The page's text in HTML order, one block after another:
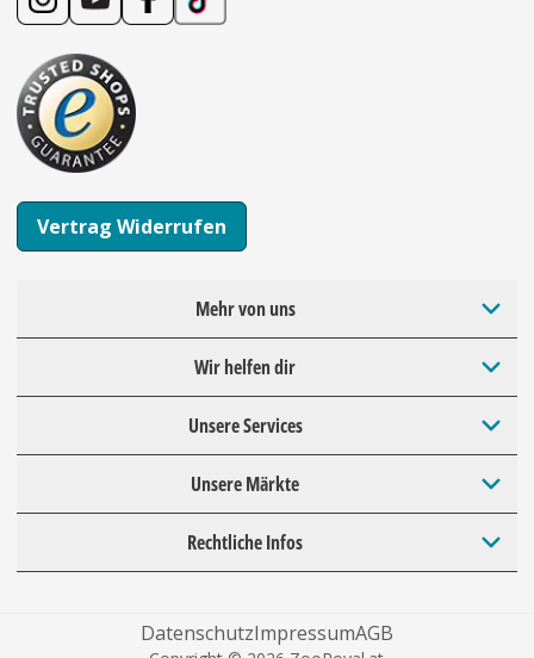
Vertrag Widerrufen
Mehr von uns
Wir helfen dir
Unsere Services
Unsere Märkte
Rechtliche Infos
DatenschutzImpressumAGB